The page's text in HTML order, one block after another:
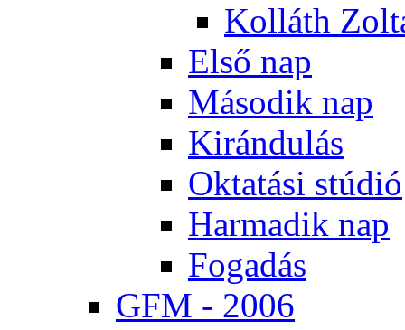
Kol­láth
El­ső nap
Má­so­dik nap
Ki­rán­du­lás
Ok­ta­tá­si stú­dió
Har­ma­dik nap
Fo­ga­dás
GFM - 2006